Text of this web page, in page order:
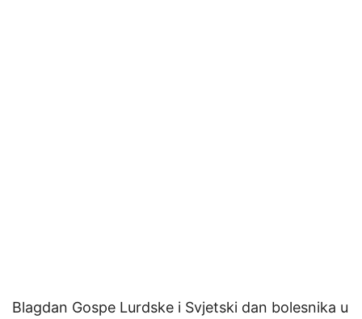
Blagdan Gospe Lurdske i Svjetski dan bolesnika u